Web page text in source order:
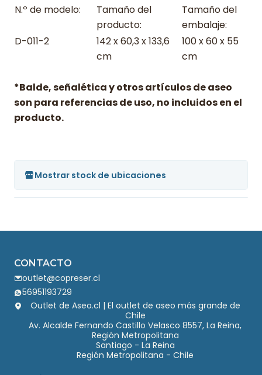
N.º de modelo:
Tamaño del
producto:
Tamaño del
embalaje:
D-011-2
142 x 60,3 x 133,6
cm
100 x 60 x 55
cm
*Balde, señalética y otros artículos de aseo
son para referencias de uso, no incluidos en el
producto.
Mostrar stock de ubicaciones
CONTACTO
outlet@copreser.cl
56951193729
Outlet de Aseo.cl | El outlet de aseo más grande de
Chile
Av. Alcalde Fernando Castillo Velasco 8557, La Reina,
Región Metropolitana
Santiago - La Reina
Región Metropolitana - Chile